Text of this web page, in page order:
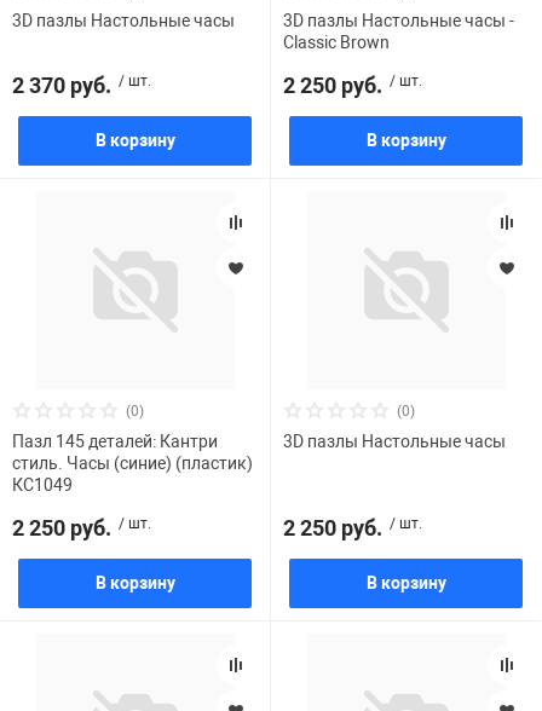
3D пазлы Настольные часы
2 370 руб. / шт.
В корзину
3D пазлы Настольные часы -
Classic Brown
2 250 руб. / шт.
В корзину
(0)
Пазл 145 деталей: Кантри
стиль. Часы (синие) (пластик)
КC1049
2 250 руб. / шт.
В корзину
(0)
3D пазлы Настольные часы
2 250 руб. / шт.
В корзину